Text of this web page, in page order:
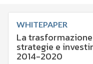
WHITEPAPER
La
strategie e
2014-2020